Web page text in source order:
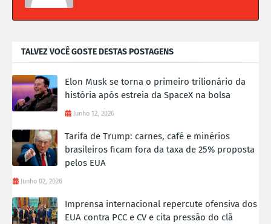
TALVEZ VOCÊ GOSTE DESTAS POSTAGENS
Elon Musk se torna o primeiro trilionário da
história após estreia da SpaceX na bolsa
Junho 12, 2026
Tarifa de Trump: carnes, café e minérios
brasileiros ficam fora da taxa de 25% proposta
pelos EUA
Junho 02, 2026
Imprensa internacional repercute ofensiva dos
EUA contra PCC e CV e cita pressão do clã